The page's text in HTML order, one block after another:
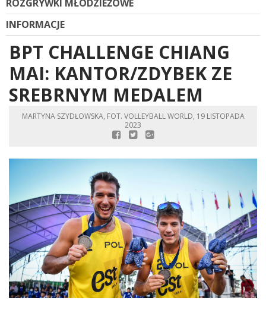
ROZGRYWKI MŁODZIEŻOWE
INFORMACJE
BPT CHALLENGE CHIANG
MAI: KANTOR/ZDYBEK ZE
SREBRNYM MEDALEM
MARTYNA SZYDŁOWSKA, FOT. VOLLEYBALL WORLD, 19 LISTOPADA
2023